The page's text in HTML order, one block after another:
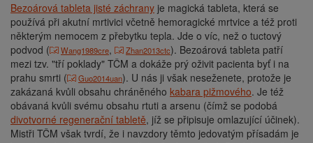
Bezoárová tableta jisté záchrany je magická tableta, která se
používá při akutní mrtivici včetně hemoragické mrtvice a též proti
některým nemocem z přebytku tepla. Jde o víc, než o tuctový
podvod (
Wang1989cre, Zhan2013ctc). Bezoárová tableta patří
mezi tzv. "tří poklady" TČM a dokáže prý oživit pacienta byť i na
prahu smrti (
Guo2014uan). U nás ji však neseženete, protože je
zakázaná kvůli obsahu chráněného kabara pižmového. Je též
obávaná kvůli svému obsahu rtuti a arsenu (čímž se podobá
divotvorné regenerační tabletě, jíž se připisuje omlazující účinek).
Mistři TČM však tvrdí, že i navzdory těmto jedovatým přísadám je